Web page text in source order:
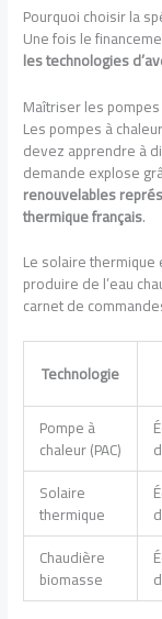
Pourquoi choisir la
Une fois le
les technologies
Maîtriser les
Les pompes à
devez apprendre à
demande explose
renouvelables
thermique français.
Le solaire
produire de l’eau
carnet de
Technologie
Pompe à
chaleur (PAC)
Solaire
thermique
Chaudière
biomasse